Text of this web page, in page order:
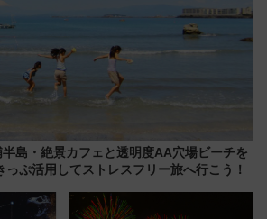
半島・絶景カフェと透明度AA穴場ビーチを
ぷ活用してストレスフリー旅へ行こう！